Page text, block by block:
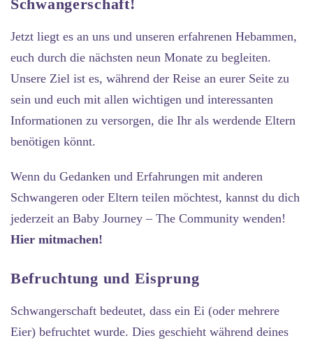
Schwangerschaft!
Jetzt liegt es an uns und unseren erfahrenen Hebammen,
euch durch die nächsten neun Monate zu begleiten.
Unsere Ziel ist es, während der Reise an eurer Seite zu
sein und euch mit allen wichtigen und interessanten
Informationen zu versorgen, die Ihr als werdende Eltern
benötigen könnt.
Wenn du Gedanken und Erfahrungen mit anderen
Schwangeren oder Eltern teilen möchtest, kannst du dich
jederzeit an Baby Journey – The Community wenden!
Hier mitmachen!
Befruchtung und Eisprung
Schwangerschaft bedeutet, dass ein Ei (oder mehrere
Eier) befruchtet wurde. Dies geschieht während deines